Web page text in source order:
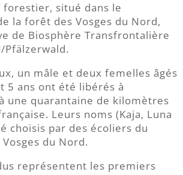
forestier, situé dans le
la forêt des Vosges du Nord,
de Biosphère Transfrontalière
Pfälzerwald.
un mâle et deux femelles âgés
5 ans ont été libérés à
une quarantaine de kilomètres
Leurs noms (Kaja, Luna
choisis par des écoliers du
du Nord.
représentent les premiers